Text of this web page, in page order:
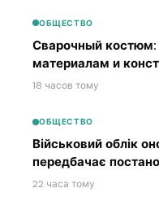
ОБЩЕСТВО
Сварочный костюм:
материалам и
18 часов тому
ОБЩЕСТВО
Військовий облік
передбачає
22 часа тому